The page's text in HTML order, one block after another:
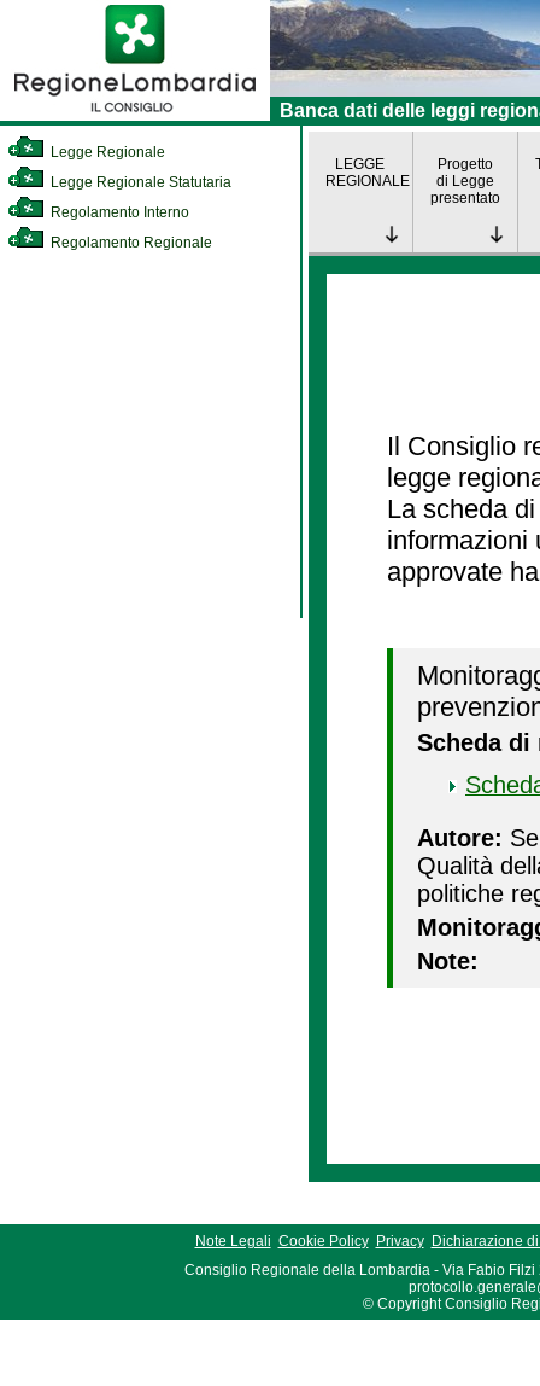
Banca dati delle leggi
Legge Regionale
Legge Regionale Statutaria
Regolamento Interno
Regolamento Regionale
LEGGE
REGIONALE
Progetto
di Legge
presentato
Il Consiglio
legge
La scheda
informazioni
approvate
Scheda
Autore:
Qualità
politiche
Note:
Note Legali Cookie Policy Privacy
Dichiarazione
Consiglio Regionale della Lombardia - Via Fabio Filzi
© Copyright Consiglio